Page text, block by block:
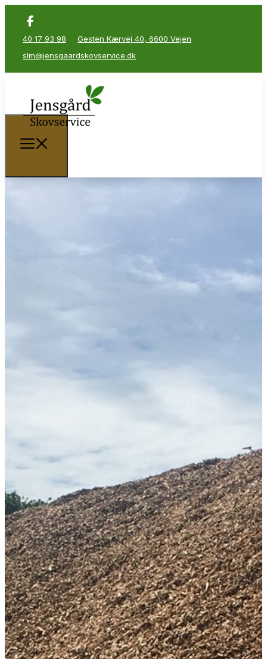
40 17 93 98
Gesten Kærvej 40, 6600 Vejen
slm@jensgaardskovservice.dk